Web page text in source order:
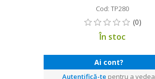
Cod: TP280
În stoc
Ai cont?
Autentifică-te pentru a vedea